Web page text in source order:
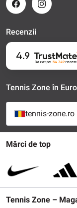
Mărci de top
Tennis Zone –
Recenzii
4.9
Bazat pe 54 749
Tennis Zone în
tennis-zone.ro